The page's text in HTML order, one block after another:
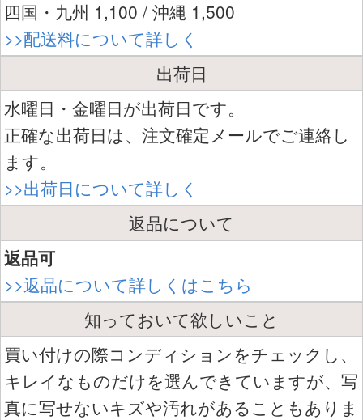
四国・九州 1,100 / 沖縄 1,500
>>配送料について詳しく
出荷日
水曜日・金曜日が出荷日です。
正確な出荷日は、注文確定メールでご連絡し
ます。
>>出荷日について詳しく
返品について
返品可
>>返品について詳しくはこちら
知っておいて欲しいこと
買い付けの際コンディションをチェックし、
キレイなものだけを選んできていますが、写
真に写せないキズや汚れがあることもありま